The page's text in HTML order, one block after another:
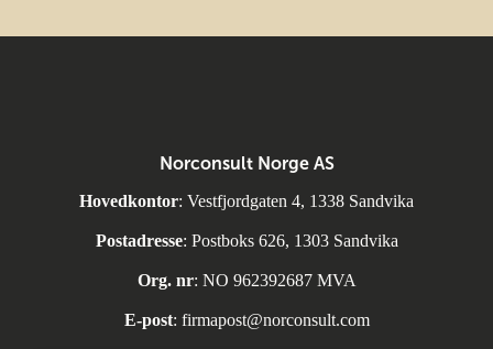
Norconsult Norge AS
Hovedkontor: Vestfjordgaten 4, 1338 Sandvika
Postadresse: Postboks 626, 1303 Sandvika
Org. nr: NO 962392687 MVA
E-post: firmapost@norconsult.com